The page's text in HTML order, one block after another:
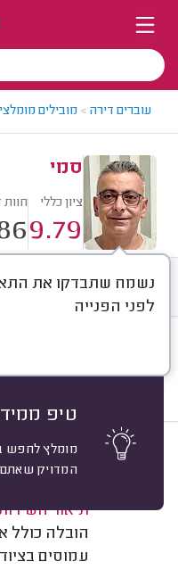
עוברים דירה > מובילים
סמי
ציון כללי
9.79
נשמח שתבדקו את
לפני הפנייה
טיפ
מומלץ לחפש
המדויק שאתם
חוות דעת
פנינה פ.
משוב: 13/07/2026
תיאור
הובלה כולל
עמוסים
10